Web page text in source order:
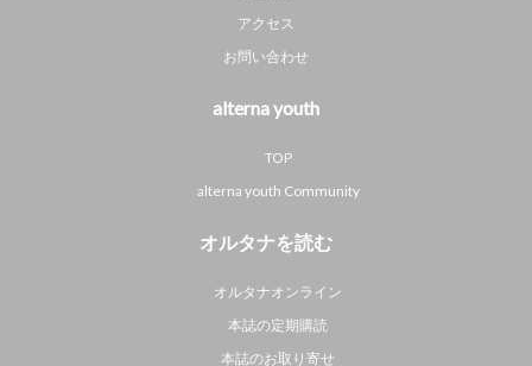
アクセス
お問い合わせ
alterna youth
TOP
alterna youth Community
オルタナを読む
オルタナオンライン
本誌の定期購読
本誌のお取り寄せ